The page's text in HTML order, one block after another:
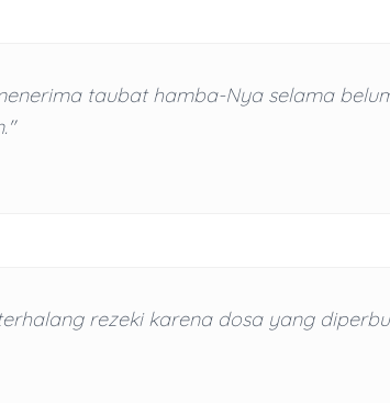
taubat hamba-Nya selama
rezeki karena dosa yang